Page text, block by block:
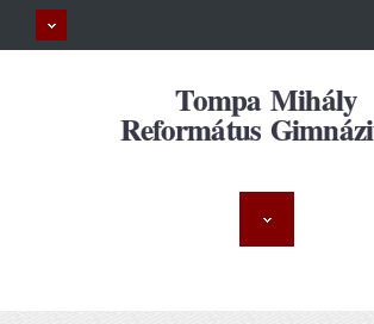
Tompa Mihály
Református